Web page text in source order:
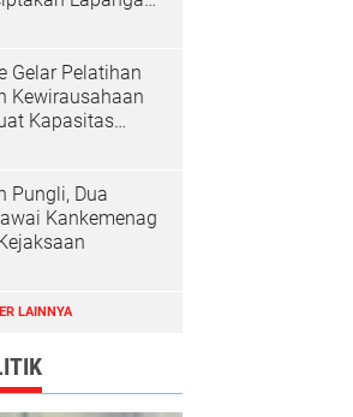
Menambah
Gelar Pelatihan
Kewirausahaan
Kapasitas
Tinggimae
Pungli, Dua
Kankemenag
LAINNYA